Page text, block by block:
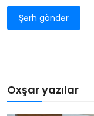
Şərh göndər
Oxşar yazılar